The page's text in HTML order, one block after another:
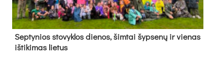
Sep­ty­nios sto­vyk­los die­nos, šim­tai šyp­se­nų ir vie­nas
iš­ti­ki­mas lie­tus